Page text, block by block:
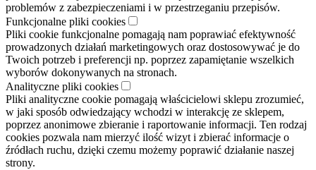
problemów z zabezpieczeniami i w przestrzeganiu przepisów.
Funkcjonalne pliki cookies
Pliki cookie funkcjonalne pomagają nam poprawiać efektywność
prowadzonych działań marketingowych oraz dostosowywać je do
Twoich potrzeb i preferencji np. poprzez zapamiętanie wszelkich
wyborów dokonywanych na stronach.
Analityczne pliki cookies
Pliki analityczne cookie pomagają właścicielowi sklepu zrozumieć,
w jaki sposób odwiedzający wchodzi w interakcję ze sklepem,
poprzez anonimowe zbieranie i raportowanie informacji. Ten rodzaj
cookies pozwala nam mierzyć ilość wizyt i zbierać informacje o
źródłach ruchu, dzięki czemu możemy poprawić działanie naszej
strony.